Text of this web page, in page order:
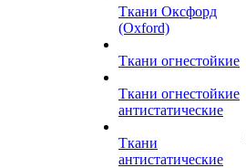
Ткани Оксфорд
(Oxford)
Ткани огнестойкие
Ткани огнестойкие
антистатические
Ткани
антистатические